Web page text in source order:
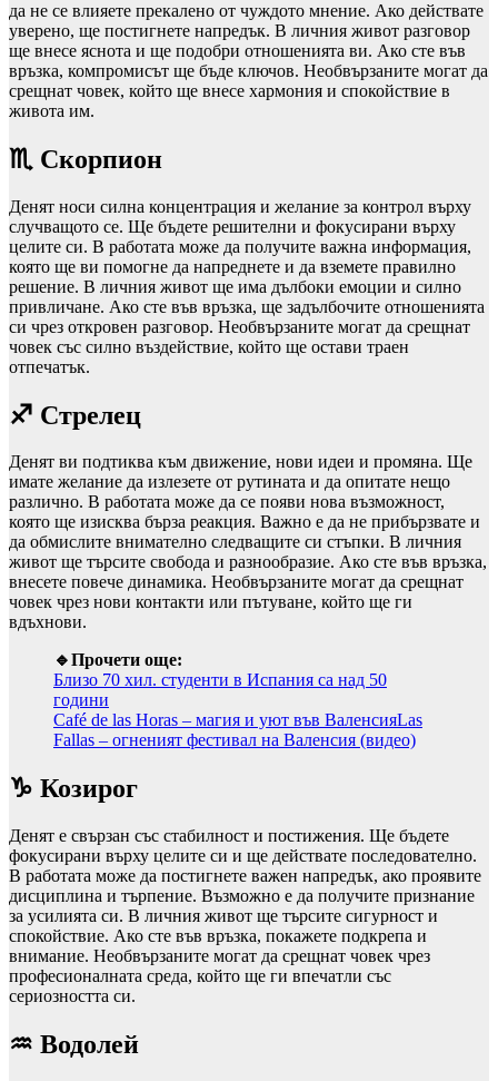
да не се влияете прекалено от чуждото мнение. Ако действате
уверено, ще постигнете напредък. В личния живот разговор
ще внесе яснота и ще подобри отношенията ви. Ако сте във
връзка, компромисът ще бъде ключов. Необвързаните могат да
срещнат човек, който ще внесе хармония и спокойствие в
живота им.
♏ Скорпион
Денят носи силна концентрация и желание за контрол върху
случващото се. Ще бъдете решителни и фокусирани върху
целите си. В работата може да получите важна информация,
която ще ви помогне да напреднете и да вземете правилно
решение. В личния живот ще има дълбоки емоции и силно
привличане. Ако сте във връзка, ще задълбочите отношенията
си чрез откровен разговор. Необвързаните могат да срещнат
човек със силно въздействие, който ще остави траен
отпечатък.
♐ Стрелец
Денят ви подтиква към движение, нови идеи и промяна. Ще
имате желание да излезете от рутината и да опитате нещо
различно. В работата може да се появи нова възможност,
която ще изисква бърза реакция. Важно е да не прибързвате и
да обмислите внимателно следващите си стъпки. В личния
живот ще търсите свобода и разнообразие. Ако сте във връзка,
внесете повече динамика. Необвързаните могат да срещнат
човек чрез нови контакти или пътуване, който ще ги
вдъхнови.
🔹Прочети още:
Близо 70 хил. студенти в Испания са над 50
години
Café de las Horas – магия и уют във ВаленсияLas
Fallas – огненият фестивал на Валенсия (видео)
♑ Козирог
Денят е свързан със стабилност и постижения. Ще бъдете
фокусирани върху целите си и ще действате последователно.
В работата може да постигнете важен напредък, ако проявите
дисциплина и търпение. Възможно е да получите признание
за усилията си. В личния живот ще търсите сигурност и
спокойствие. Ако сте във връзка, покажете подкрепа и
внимание. Необвързаните могат да срещнат човек чрез
професионалната среда, който ще ги впечатли със
сериозността си.
♒ Водолей